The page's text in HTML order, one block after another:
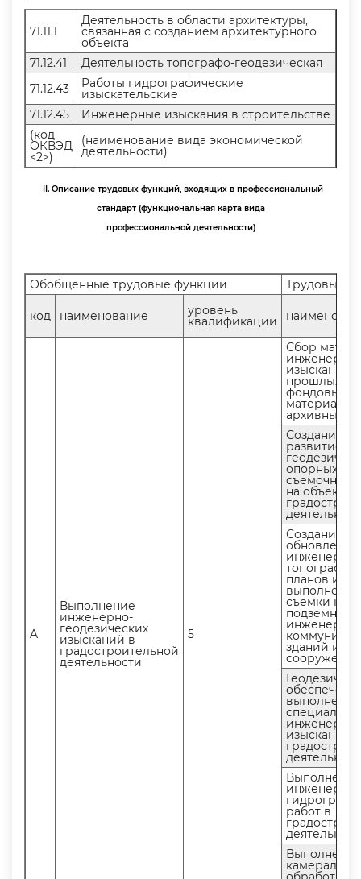
71.11.1
Деятельность в области архитектуры,
связанная с созданием архитектурного
объекта
71.12.41
Деятельность топографо-геодезическая
71.12.43
Работы гидрографические
изыскательские
71.12.45
Инженерные изыскания в строительстве
(код
ОКВЭД
<2>)
(наименование вида экономической
деятельности)
II. Описание трудовых функций, входящих в профессиональный
стандарт (функциональная карта вида
профессиональной деятельности)
Обобщенные трудовые функции Трудовые
код наименование уровень
квалификации
A
ыполнение
инженерно-
еодезических
изысканий
радостроительной
деятельности
5
Сбор
изысканий
прошлых
фондовых
архивных
Создание и
развитие
опорных и
съемочных
на объектах
Создание и
обновление
инженерно-
планов и
ыполнение
съемки
подземных
зданий и
сооружений
ыполнения
изысканий
ыполнение
инженерно-
работ
ыполнение